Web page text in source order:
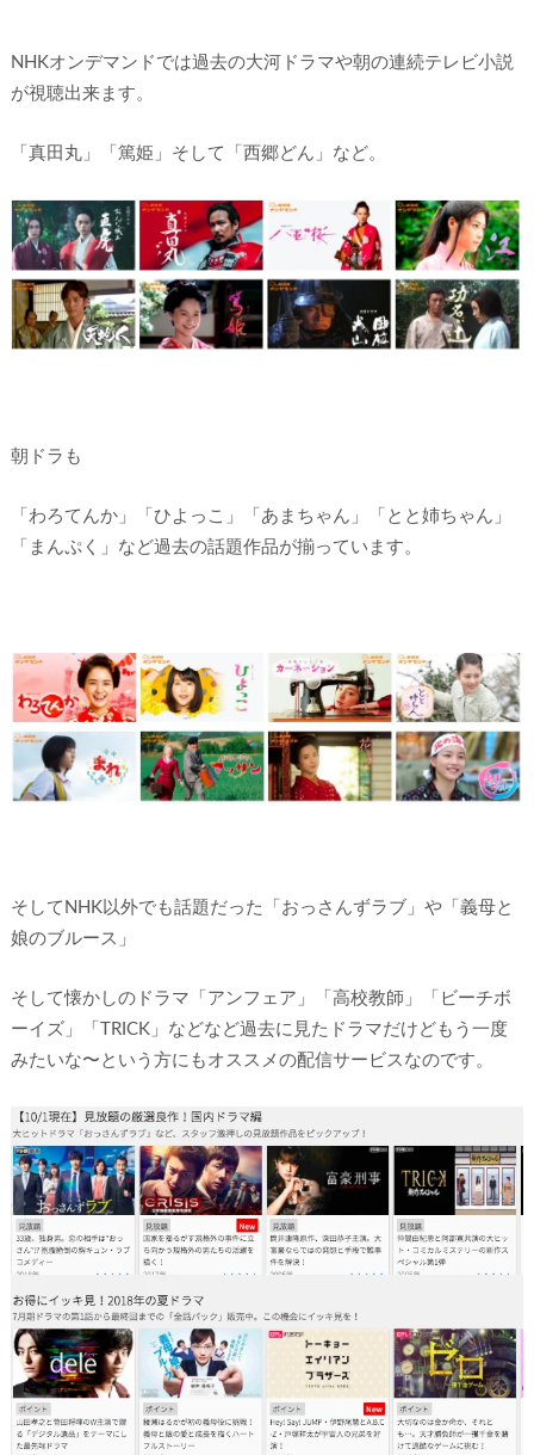
NHKオンデマンドでは過去の大河ドラマや朝の連続テレビ小説
が視聴出来ます。
「真田丸」「篤姫」そして「西郷どん」など。
朝ドラも
「わろてんか」「ひよっこ」「あまちゃん」「とと姉ちゃん」
「まんぷく」など過去の話題作品が揃っています。
そしてNHK以外でも話題だった「おっさんずラブ」や「義母と
娘のブルース」
そして懐かしのドラマ「アンフェア」「高校教師」「ビーチボ
ーイズ」「TRICK」などなど過去に見たドラマだけどもう一度
みたいな〜という方にもオススメの配信サービスなのです。